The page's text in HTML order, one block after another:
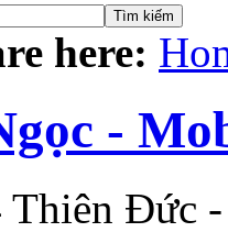
here:
-
Thiên Đức